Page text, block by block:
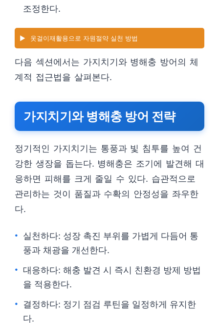
조정한다.
▶️ 옷걸이재활용으로 자원절약 실천 방법
다음 섹션에서는 가지치기와 병해충 방어의 체
계적 접근법을 살펴본다.
가지치기와 병해충 방어 전략
정기적인 가지치기는 통풍과 빛 침투를 높여 건
강한 생장을 돕는다. 병해충은 조기에 발견해 대
응하면 피해를 크게 줄일 수 있다. 습관적으로
관리하는 것이 품질과 수확의 안정성을 좌우한
다.
실천하다: 성장 촉진 부위를 가볍게 다듬어 통
풍과 채광을 개선한다.
대응하다: 해충 발견 시 즉시 친환경 방제 방법
을 적용한다.
결정하다: 정기 점검 루틴을 일정하게 유지한
다.